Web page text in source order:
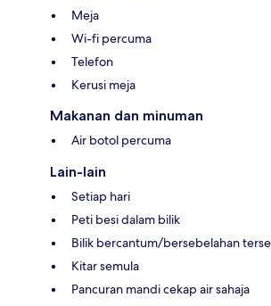
Meja
Wi-fi percuma
Telefon
Kerusi meja
Makanan dan minuman
Air botol percuma
Lain-lain
Setiap hari
Peti besi dalam bilik
Bilik bercantum/bersebelahan
Kitar semula
Pancuran mandi cekap air sahaja